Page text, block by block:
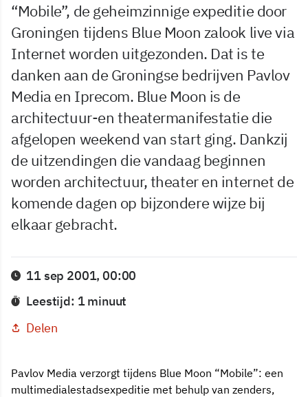
“Mobile”, de geheimzinnige expeditie door
Groningen tijdens Blue Moon zalook live via
Internet worden uitgezonden. Dat is te
danken aan de Groningse bedrijven Pavlov
Media en Iprecom. Blue Moon is de
architectuur-en theatermanifestatie die
afgelopen weekend van start ging. Dankzij
de uitzendingen die vandaag beginnen
worden architectuur, theater en internet de
komende dagen op bijzondere wijze bij
elkaar gebracht.
11 sep 2001, 00:00
Leestijd: 1 minuut
Delen
Pavlov Media verzorgt tijdens Blue Moon “Mobile”: een
multimedialestadsexpeditie met behulp van zenders,